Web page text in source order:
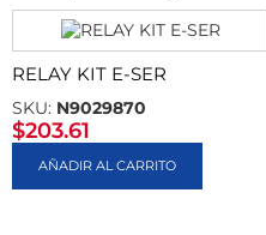
RELAY KIT E-SER
SKU: N9029870
$203.61
AÑADIR AL CARRITO